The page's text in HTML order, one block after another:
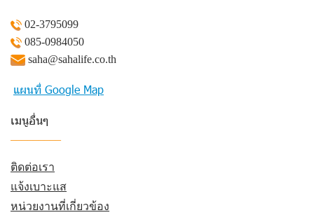
02-3795099
085-0984050
saha@sahalife.co.th
แผนที่ Google Map
เมนูอื่นๆ
ติดต่อเรา
แจ้งเบาะแส
หน่วยงานที่เกี่ยวข้อง